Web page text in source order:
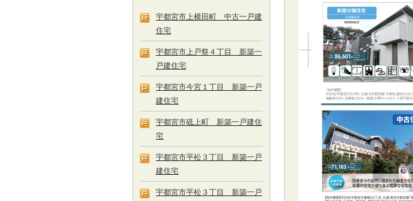
宇都宮市上横田町 中古一戸建
住宅
宇都宮市上戸祭４丁目 新築一
戸建住宅
宇都宮市今宮１丁目 新築一戸
建住宅
宇都宮市砥上町 新築一戸建住
宅
宇都宮市平松３丁目 新築一戸
建住宅
宇都宮市平松３丁目 新築一戸